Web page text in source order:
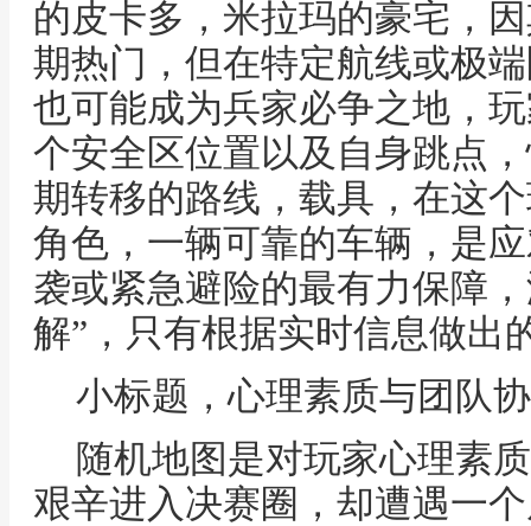
的皮卡多，米拉玛的豪宅，
期热门，但在特定航线或极
也可能成为兵家必争之地，
个安全区位置以及自身跳点
期转移的路线，载具，在这
角色，一辆可靠的车辆，是
袭或紧急避险的最有力保障
解”，只有根据实时信息做出
小标题，心理素质与团队
随机地图是对玩家心理素
艰辛进入决赛圈，却遭遇一